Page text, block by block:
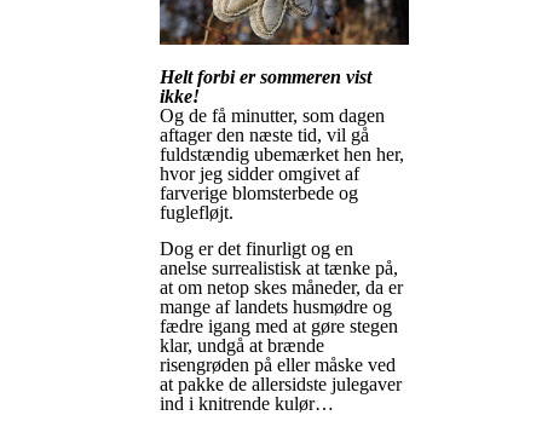
Helt forbi er sommeren vist
ikke!
Og de få minutter, som dagen
aftager den næste tid, vil gå
fuldstændig ubemærket hen her,
hvor jeg sidder omgivet af
farverige blomsterbede og
fuglefløjt.
Dog er det finurligt og en
anelse surrealistisk at tænke på,
at om netop skes måneder, da er
mange af landets husmødre og
fædre igang med at gøre stegen
klar, undgå at brænde
risengrøden på eller måske ved
at pakke de allersidste julegaver
ind i knitrende kulør…